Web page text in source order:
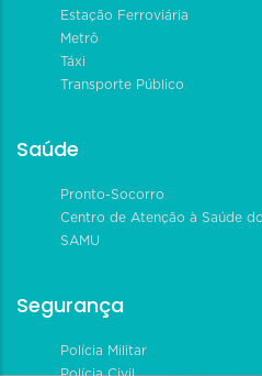
Estação Ferroviária
Metrô
Táxi
Transporte Público
Saúde
Pronto-Socorro
Centro de Atenção à Saúde
SAMU
Segurança
Polícia Militar